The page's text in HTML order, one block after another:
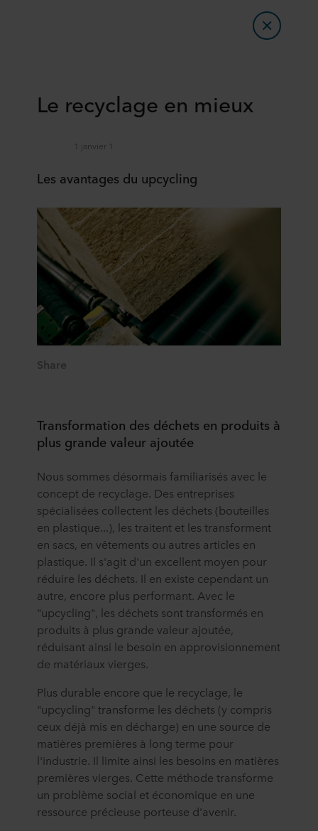
Le recyclage en mieux
1 janvier 1
Les avantages du upcycling
Share
Transformation des déchets en produits à
plus grande valeur ajoutée
Nous sommes désormais familiarisés avec le
concept de recyclage. Des entreprises
spécialisées collectent les déchets (bouteilles
en plastique...), les traitent et les transforment
en sacs, en vêtements ou autres articles en
plastique. Il s'agit d'un excellent moyen pour
réduire les déchets. Il en existe cependant un
autre, encore plus performant. Avec le
"upcycling", les déchets sont transformés en
produits à plus grande valeur ajoutée,
réduisant ainsi le besoin en approvisionnement
de matériaux vierges.
Plus durable encore que le recyclage, le
"upcycling" transforme les déchets (y compris
ceux déjà mis en décharge) en une source de
matières premières à long terme pour
l'industrie. Il limite ainsi les besoins en matières
premières vierges. Cette méthode transforme
un problème social et économique en une
ressource précieuse porteuse d'avenir.